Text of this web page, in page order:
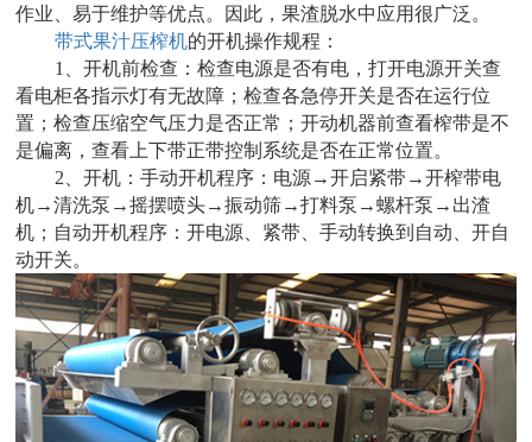
作业、易于维护等优点。因此，果渣脱水中应用很广泛。
带式果汁压榨机的开机操作规程：
1、开机前检查：检查电源是否有电，打开电源开关查
看电柜各指示灯有无故障；检查各急停开关是否在运行位
置；检查压缩空气压力是否正常；开动机器前查看榨带是不
是偏离，查看上下带正带控制系统是否在正常位置。
2、开机：手动开机程序：电源→开启紧带→开榨带电
机→清洗泵→摇摆喷头→振动筛→打料泵→螺杆泵→出渣
机；自动开机程序：开电源、紧带、手动转换到自动、开自
动开关。